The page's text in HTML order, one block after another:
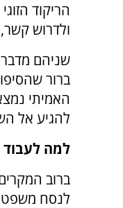
הריקוד
ולדרוש
שניהם
ברור
האמיתי
להגיע אל
למה
ברוב
לנסח